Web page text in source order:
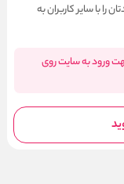
را با سایر کاربران به
ورود به سایت روی